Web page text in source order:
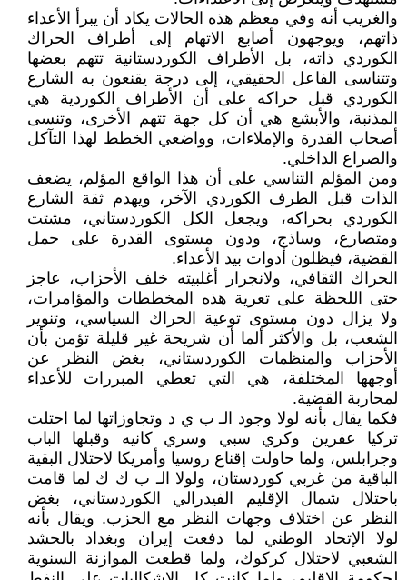
والغريب أنه وفي معظم هذه الحالات يكاد أن يبرأ الأعداء
ذاتهم، ويوجهون أصابع الاتهام إلى أطراف الحراك
الكوردي ذاته، بل الأطراف الكوردستانية تتهم بعضها
وتتناسى الفاعل الحقيقي، إلى درجة يقنعون به الشارع
الكوردي قبل حراكه على أن الأطراف الكوردية هي
المذنبة، والأبشع هي أن كل جهة تتهم الأخرى، وتنسى
أصحاب القدرة والإملاءات، وواضعي الخطط لهذا التآكل
والصراع الداخلي.
ومن المؤلم التناسي على أن هذا الواقع المؤلم، يضعف
الذات قبل الطرف الكوردي الآخر، ويهدم ثقة الشارع
الكوردي بحراكه، ويجعل الكل الكوردستاني، مشتت
ومتصارع، وساذج، ودون مستوى القدرة على حمل
القضية، فيظلون أدوات بيد الأعداء.
الحراك الثقافي، ولانجرار أغلبيته خلف الأحزاب، عاجز
حتى اللحظة على تعرية هذه المخططات والمؤامرات،
ولا يزال دون مستوى توعية الحراك السياسي، وتنوير
الشعب، بل والأكثر ألما أن شريحة غير قليلة تؤمن بأن
الأحزاب والمنظمات الكوردستاني، بغض النظر عن
أوجهها المختلفة، هي التي تعطي المبررات للأعداء
لمحاربة القضية.
فكما يقال بأنه لولا وجود الـ ب ي د وتجاوزاتها لما احتلت
تركيا عفرين وكري سبي وسري كانيه وقبلها الباب
وجرابلس، ولما حاولت إقناع روسيا وأمريكا لاحتلال البقية
الباقية من غربي كوردستان، ولولا الـ ب ك ك لما قامت
باحتلال شمال الإقليم الفيدرالي الكوردستاني، بغض
النظر عن اختلاف وجهات النظر مع الحزب. ويقال بأنه
لولا الإتحاد الوطني لما دفعت إيران وبغداد بالحشد
الشعبي لاحتلال كركوك، ولما قطعت الموازنة السنوية